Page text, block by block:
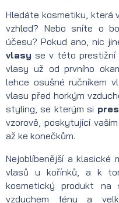
Hledáte kosmetiku, která
vzhled? Nebo sníte o
účesu? Pokud ano, nic
vlasy se v této prestižní
vlasy už od prvního
lehce osušné ručníkem
vlasu před horkým
styling, se kterým si
vzorově, poskytující
až ke konečkům.
Nejoblíbenější a klasické
vlasů u kořínků, a k
kosmetický produkt
vzduchem fénu a